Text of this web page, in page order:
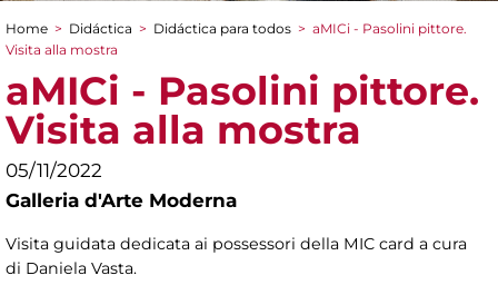
You are here
Home > Didáctica > Didáctica para todos > aMICi - Pasolini pittore.
Visita alla mostra
aMICi - Pasolini pittore.
Visita alla mostra
05/11/2022
Galleria d'Arte Moderna
Visita guidata dedicata ai possessori della MIC card a cura
di Daniela Vasta.